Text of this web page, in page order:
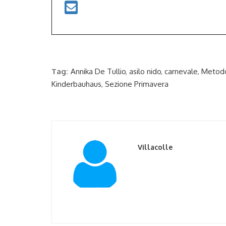
Tag: Annika De Tullio, asilo nido, carnevale,
Kinderbauhaus, Sezione Primavera
Villacolle